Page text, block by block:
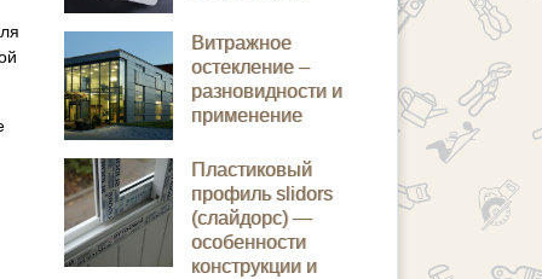
Витражное
остекление –
разновидности и
применение
Пластиковый
профиль slidors
(слайдорс) —
особенности
конструкции и